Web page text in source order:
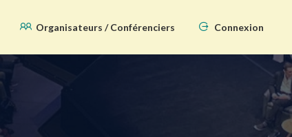
Organisateurs / Conférenciers Connexion